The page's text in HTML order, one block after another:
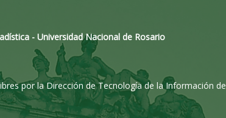
- Universidad Nacional de Rosario
por la Dirección de Tecnología de la Información de